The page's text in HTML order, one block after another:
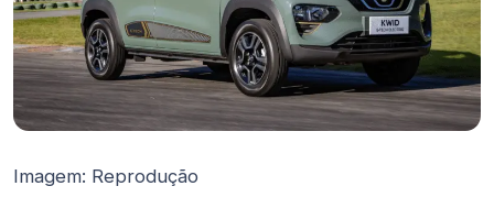
Imagem: Reprodução